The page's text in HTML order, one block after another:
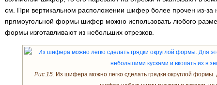
см. При вертикальном расположении шифер более прочен из-за
прямоугольной формы шифер можно использовать любого
формы изготавливают из небольших отрезков.
Рис.15. Из шифера можно легко сделать грядки округлой формы.